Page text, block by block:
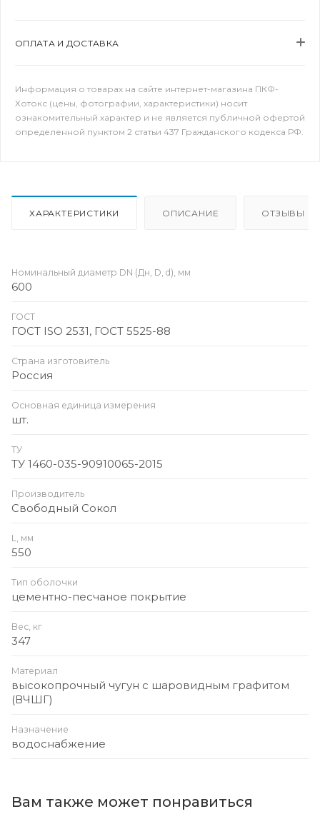
ОПЛАТА И ДОСТАВКА
Информация о товарах на сайте интернет-магазина ПКФ-
Хотокс (цены, фотографии, характеристики) носит
ознакомительный характер и не является публичной офертой
определенной пунктом 2 статьи 437 Гражданского кодекса РФ.
ХАРАКТЕРИСТИКИ ОПИСАНИЕ ОТЗЫВЫ
Номинальный диаметр DN (Дн, D, d), мм
600
ГОСТ
ГОСТ ISO 2531, ГОСТ 5525-88
Страна изготовитель
Россия
Основная единица измерения
шт.
ТУ
ТУ 1460-035-90910065-2015
Производитель
Свободный Сокол
L, мм
550
Тип оболочки
цементно-песчаное покрытие
Вес, кг
347
Материал
высокопрочный чугун с шаровидным графитом
(ВЧШГ)
Назначение
водоснабжение
Вам также может понравиться